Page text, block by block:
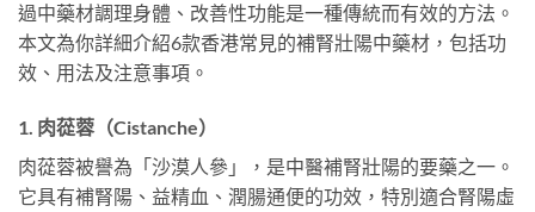
過中藥材調理身體、改善性功能是一種傳統而有效的方法。
本文為你詳細介紹6款香港常見的補腎壯陽中藥材，包括功
效、用法及注意事項。
1. 肉蓯蓉（Cistanche）
肉蓯蓉被譽為「沙漠人參」，是中醫補腎壯陽的要藥之一。
它具有補腎陽、益精血、潤腸通便的功效，特別適合腎陽虛